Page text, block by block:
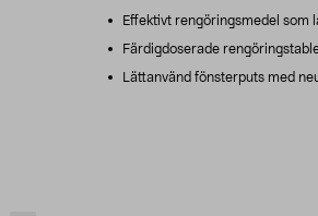
Effektivt rengöringsmedel som
Färdigdoserade
Lättanvänd fönsterputs med